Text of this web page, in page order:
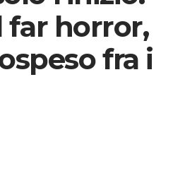
far horror,
fra i